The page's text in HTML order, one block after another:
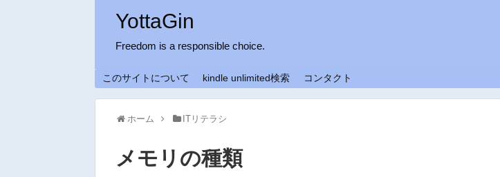
YottaGin
Freedom is a responsible choice.
このサイトについて kindle unlimited検索 コンタクト
ホーム ITリテラシ
メモリの種類